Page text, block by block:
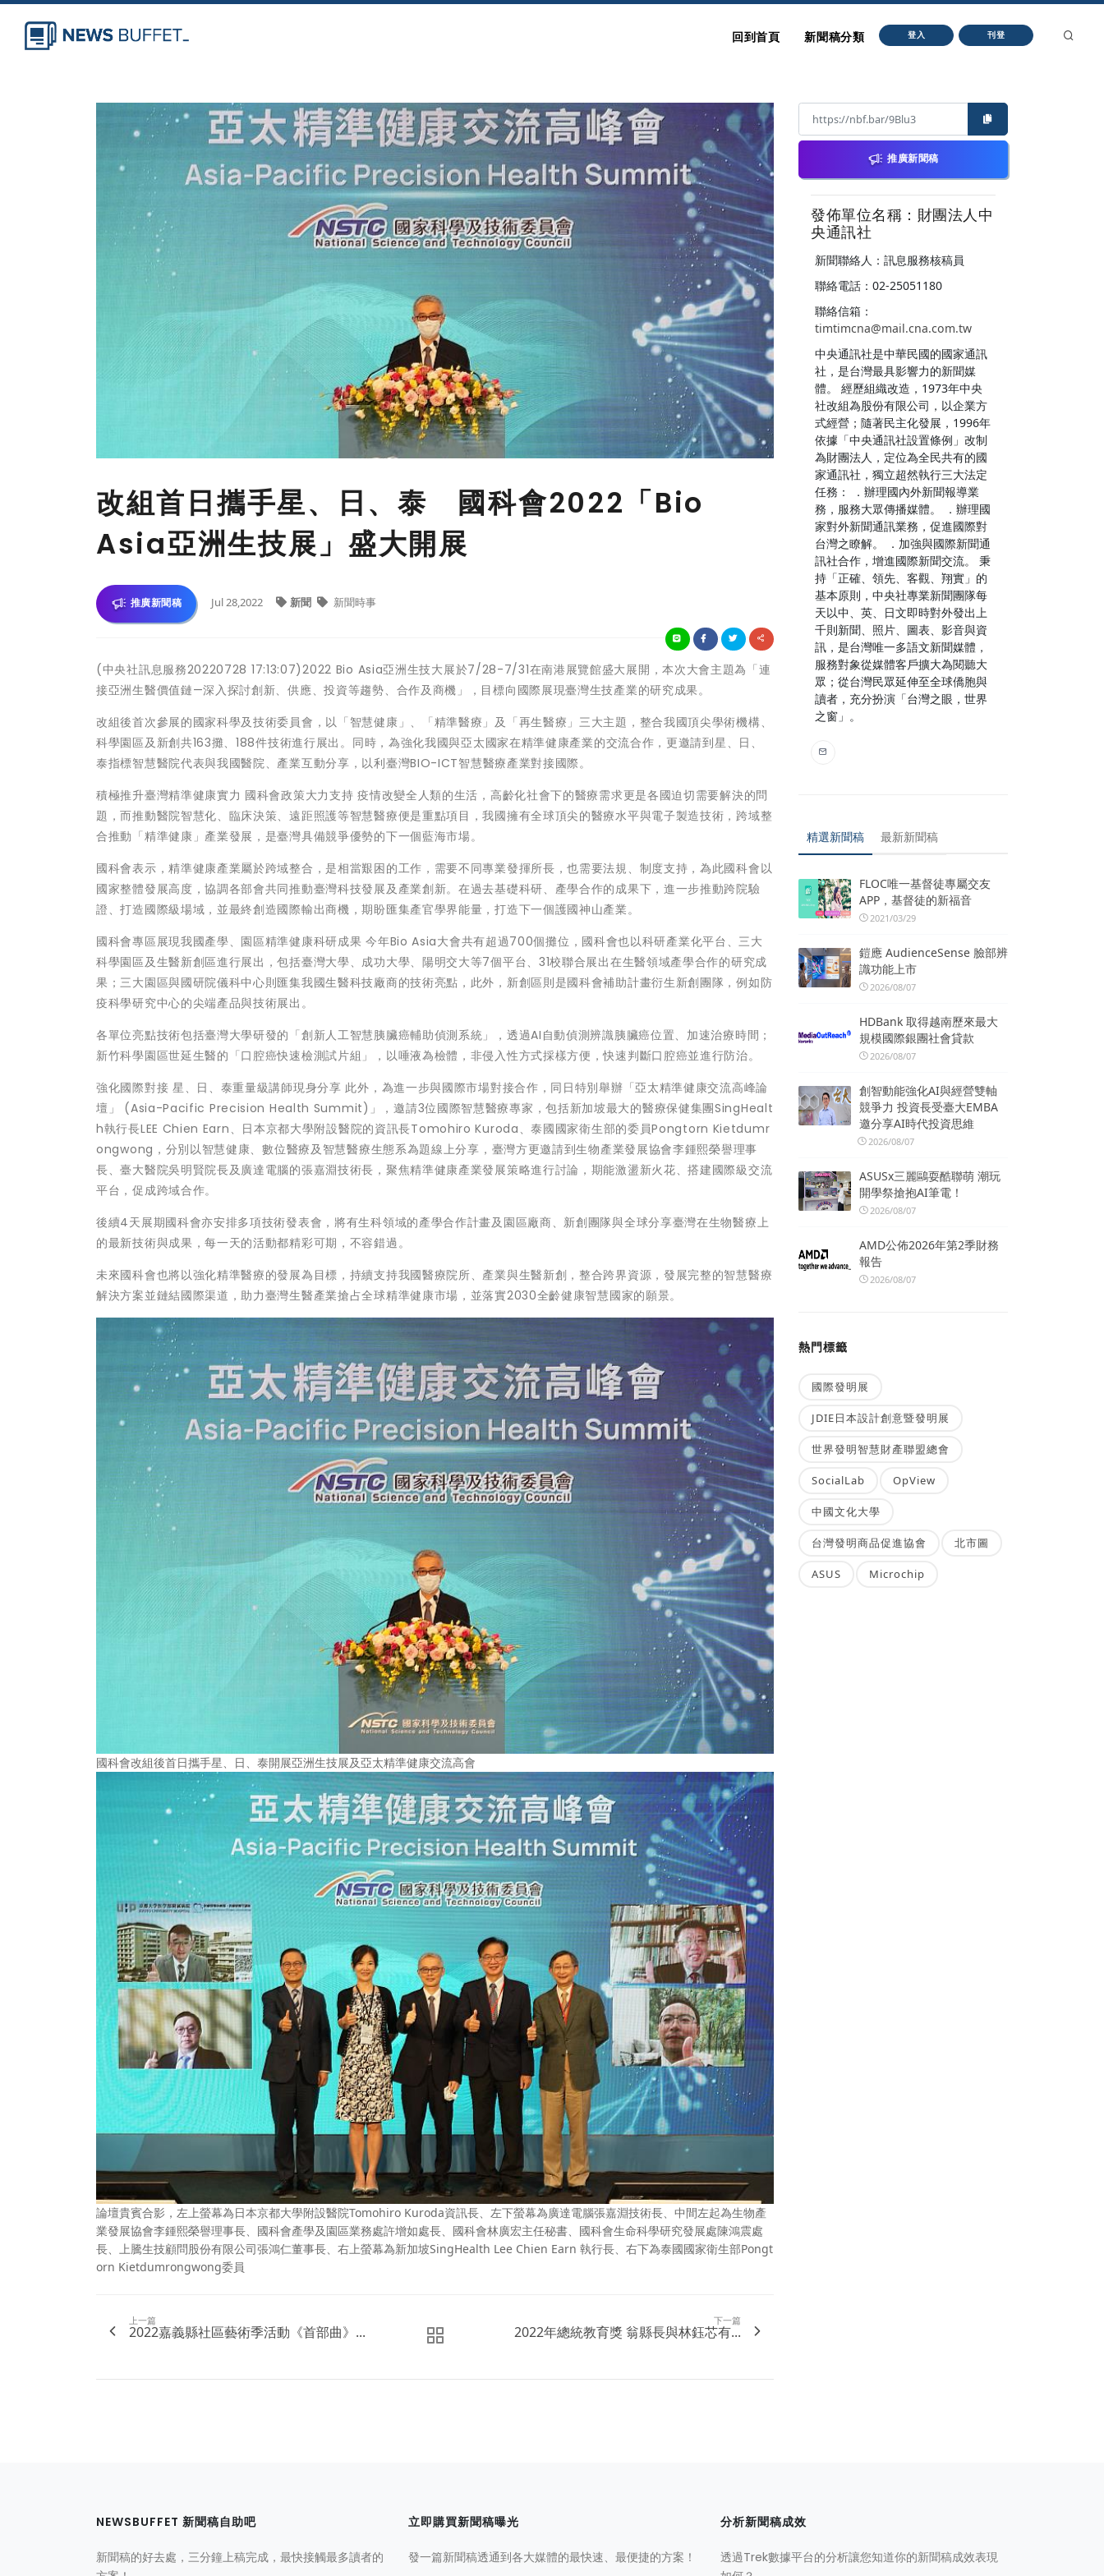
回到首頁 新聞稿分類 登入 刊登
改組首日攜手星、日、泰 國科會2022「Bio
Asia亞洲生技展」盛大開展
推廣新聞稿 Jul 28,2022 新聞 新聞時事
(中央社訊息服務20220728 17:13:07)2022 Bio Asia亞洲生技大展於7/28-7/31在南港展覽館盛大展開，本次大會主題為「連
接亞洲生醫價值鏈—深入探討創新、供應、投資等趨勢、合作及商機」，目標向國際展現臺灣生技產業的研究成果。
改組後首次參展的國家科學及技術委員會，以「智慧健康」、「精準醫療」及「再生醫療」三大主題，整合我國頂尖學術機構、
科學園區及新創共163攤、188件技術進行展出。同時，為強化我國與亞太國家在精準健康產業的交流合作，更邀請到星、日、
泰指標智慧醫院代表與我國醫院、產業互動分享，以利臺灣BIO-ICT智慧醫療產業對接國際。
積極推升臺灣精準健康實力 國科會政策大力支持 疫情改變全人類的生活，高齡化社會下的醫療需求更是各國迫切需要解決的問
題，而推動醫院智慧化、臨床決策、遠距照護等智慧醫療便是重點項目，我國擁有全球頂尖的醫療水平與電子製造技術，跨域整
合推動「精準健康」產業發展，是臺灣具備競爭優勢的下一個藍海市場。
國科會表示，精準健康產業屬於跨域整合，是相當艱困的工作，需要不同專業發揮所長，也需要法規、制度支持，為此國科會以
國家整體發展高度，協調各部會共同推動臺灣科技發展及產業創新。在過去基礎科研、產學合作的成果下，進一步推動跨院驗
證、打造國際級場域，並最終創造國際輸出商機，期盼匯集產官學界能量，打造下一個護國神山產業。
國科會專區展現我國產學、園區精準健康科研成果 今年Bio Asia大會共有超過700個攤位，國科會也以科研產業化平台、三大
科學園區及生醫新創區進行展出，包括臺灣大學、成功大學、陽明交大等7個平台、31校聯合展出在生醫領域產學合作的研究成
果；三大園區與國研院儀科中心則匯集我國生醫科技廠商的技術亮點，此外，新創區則是國科會補助計畫衍生新創團隊，例如防
疫科學研究中心的尖端產品與技術展出。
各單位亮點技術包括臺灣大學研發的「創新人工智慧胰臟癌輔助偵測系統」，透過AI自動偵測辨識胰臟癌位置、加速治療時間；
新竹科學園區世延生醫的「口腔癌快速檢測試片組」，以唾液為檢體，非侵入性方式採樣方便，快速判斷口腔癌並進行防治。
強化國際對接 星、日、泰重量級講師現身分享 此外，為進一步與國際市場對接合作，同日特別舉辦「亞太精準健康交流高峰論
壇」 (Asia-Pacific Precision Health Summit)」，邀請3位國際智慧醫療專家，包括新加坡最大的醫療保健集團SingHealt
h執行長LEE Chien Earn、日本京都大學附設醫院的資訊長Tomohiro Kuroda、泰國國家衛生部的委員Pongtorn Kietdumr
ongwong，分別以智慧健康、數位醫療及智慧醫療生態系為題線上分享，臺灣方更邀請到生物產業發展協會李鍾熙榮譽理事
長、臺大醫院吳明賢院長及廣達電腦的張嘉淵技術長，聚焦精準健康產業發展策略進行討論，期能激盪新火花、搭建國際級交流
平台，促成跨域合作。
後續4天展期國科會亦安排多項技術發表會，將有生科領域的產學合作計畫及園區廠商、新創團隊與全球分享臺灣在生物醫療上
的最新技術與成果，每一天的活動都精彩可期，不容錯過。
未來國科會也將以強化精準醫療的發展為目標，持續支持我國醫療院所、產業與生醫新創，整合跨界資源，發展完整的智慧醫療
解決方案並鏈結國際渠道，助力臺灣生醫產業搶占全球精準健康市場，並落實2030全齡健康智慧國家的願景。
國科會改組後首日攜手星、日、泰開展亞洲生技展及亞太精準健康交流高會
論壇貴賓合影，左上螢幕為日本京都大學附設醫院Tomohiro Kuroda資訊長、左下螢幕為廣達電腦張嘉淵技術長、中間左起為生物產
業發展協會李鍾熙榮譽理事長、國科會產學及園區業務處許增如處長、國科會林廣宏主任秘書、國科會生命科學研究發展處陳鴻震處
長、上騰生技顧問股份有限公司張鴻仁董事長、右上螢幕為新加坡SingHealth Lee Chien Earn 執行長、右下為泰國國家衛生部Pongt
orn Kietdumrongwong委員
上一篇
2022嘉義縣社區藝術季活動《首部曲》...
下一篇
2022年總統教育獎 翁縣長與林鈺芯有...
推廣新聞稿
發佈單位名稱：財團法人中
央通訊社
新聞聯絡人：訊息服務核稿員
聯絡電話：02-25051180
聯絡信箱：
timtimcna@mail.cna.com.tw
中央通訊社是中華民國的國家通訊
社，是台灣最具影響力的新聞媒
體。 經歷組織改造，1973年中央
社改組為股份有限公司，以企業方
式經營；隨著民主化發展，1996年
依據「中央通訊社設置條例」改制
為財團法人，定位為全民共有的國
家通訊社，獨立超然執行三大法定
任務： ．辦理國內外新聞報導業
務，服務大眾傳播媒體。 ．辦理國
家對外新聞通訊業務，促進國際對
台灣之瞭解。 ．加強與國際新聞通
訊社合作，增進國際新聞交流。 秉
持「正確、領先、客觀、翔實」的
基本原則，中央社專業新聞團隊每
天以中、英、日文即時對外發出上
千則新聞、照片、圖表、影音與資
訊，是台灣唯一多語文新聞媒體，
服務對象從媒體客戶擴大為閱聽大
眾；從台灣民眾延伸至全球僑胞與
讀者，充分扮演「台灣之眼，世界
之窗」。
精選新聞稿 最新新聞稿
FLOC唯一基督徒專屬交友
APP，基督徒的新福音
2021/03/29
鎧應 AudienceSense 臉部辨
識功能上市
2026/08/07
HDBank 取得越南歷來最大
規模國際銀團社會貸款
2026/08/07
創智動能強化AI與經營雙軸
競爭力 投資長受臺大EMBA
邀分享AI時代投資思維
2026/08/07
ASUSx三麗鷗耍酷聯萌 潮玩
開學祭搶抱AI筆電！
2026/08/07
AMD公佈2026年第2季財務
報告
2026/08/07
熱門標籤
國際發明展
JDIE日本設計創意暨發明展
世界發明智慧財產聯盟總會
SocialLab OpView
中國文化大學
台灣發明商品促進協會 北市圖
ASUS Microchip
NEWSBUFFET 新聞稿自助吧
新聞稿的好去處，三分鐘上稿完成，最快接觸最多讀者的
立即購買新聞稿曝光
發一篇新聞稿透通到各大媒體的最快速、最便捷的方案！
分析新聞稿成效
透過Trek數據平台的分析讓您知道你的新聞稿成效表現